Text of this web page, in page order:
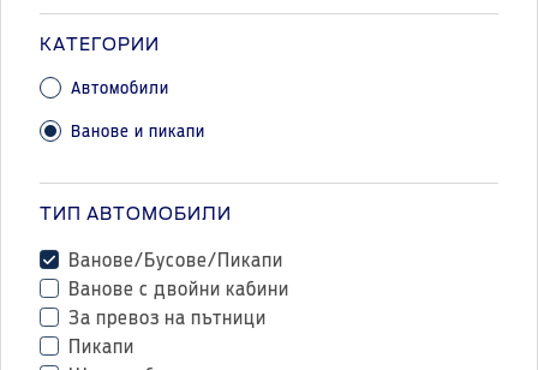
КАТЕГОРИИ
Автомобили
Ванове и пикапи
ТИП АВТОМОБИЛИ
Ванове/Бусове/Пикапи
Ванове с двойни кабини
За превоз на пътници
Пикапи